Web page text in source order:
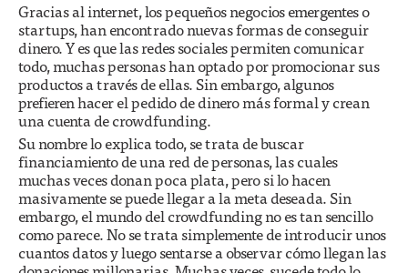
Gracias al internet, los pequeños negocios emergentes o
startups, han encontrado nuevas formas de conseguir
dinero. Y es que las redes sociales permiten comunicar
todo, muchas personas han optado por promocionar sus
productos a través de ellas. Sin embargo, algunos
prefieren hacer el pedido de dinero más formal y crean
una cuenta de crowdfunding.
Su nombre lo explica todo, se trata de buscar
financiamiento de una red de personas, las cuales
muchas veces donan poca plata, pero si lo hacen
masivamente se puede llegar a la meta deseada. Sin
embargo, el mundo del crowdfunding no es tan sencillo
como parece. No se trata simplemente de introducir unos
cuantos datos y luego sentarse a observar cómo llegan las